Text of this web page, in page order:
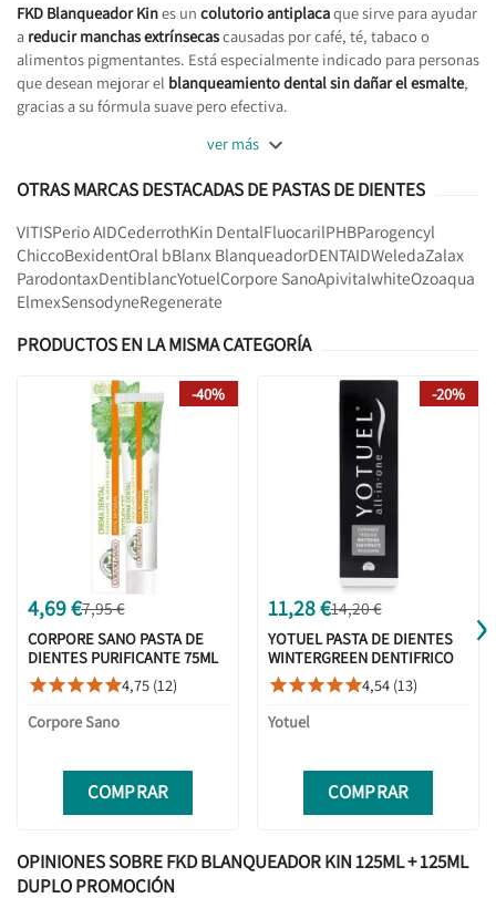
FKD Blanqueador Kines un colutorio antiplacaque sirve para ayudar
a reducir manchas extrínsecascausadas por café, té, tabaco o
alimentos pigmentantes. Está especialmente indicado para personas
que desean mejorar el blanqueamiento dental sin dañar el esmalte,
gracias a su fórmula suave pero efectiva.
ver más 
OTRAS MARCAS DESTACADAS DE PASTAS DE DIENTES
VITISPerio AIDCederrothKin DentalFluocarilPHBParogencyl
ChiccoBexidentOral bBlanx BlanqueadorDENTAIDWeledaZalax
ParodontaxDentiblancYotuelCorpore SanoApivitaIwhiteOzoaqua
ElmexSensodyneRegenerate
PRODUCTOS EN LA MISMA CATEGORÍA
4,69 €7,95 €
CORPORE SANO PASTA DE
DIENTES PURIFICANTE 75ML
4,75 (12)
Corpore Sano
COMPRAR
-40%
11,28 €14,20 €
YOTUEL PASTA DE DIENTES
WINTERGREEN DENTIFRICO
BLANQUEADOR 75ML
4,54 (13)
Yotuel
COMPRAR
-20%
›
OPINIONES SOBRE FKD BLANQUEADOR KIN 125ML + 125ML
DUPLO PROMOCIÓN